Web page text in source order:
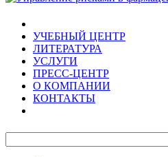
УЧЕБНЫЙ ЦЕНТР
ЛИТЕРАТУРА
УСЛУГИ
ПРЕСС-ЦЕНТР
О КОМПАНИИ
КОНТАКТЫ